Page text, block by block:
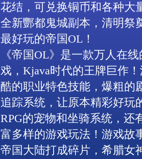
花结，可兑换铜币和各种大
全新酆都鬼城副本，清明祭
最好玩的帝国OL ！
《帝国OL》是一款万人在
戏， Kjava时代的王牌巨作
酷的职业特色技能，爆粗的
追踪系统，让原本精彩好玩
RPG的宠物和坐骑系统，还
富多样的游戏玩法！游戏故
帝国大陆打成碎片，希腊女